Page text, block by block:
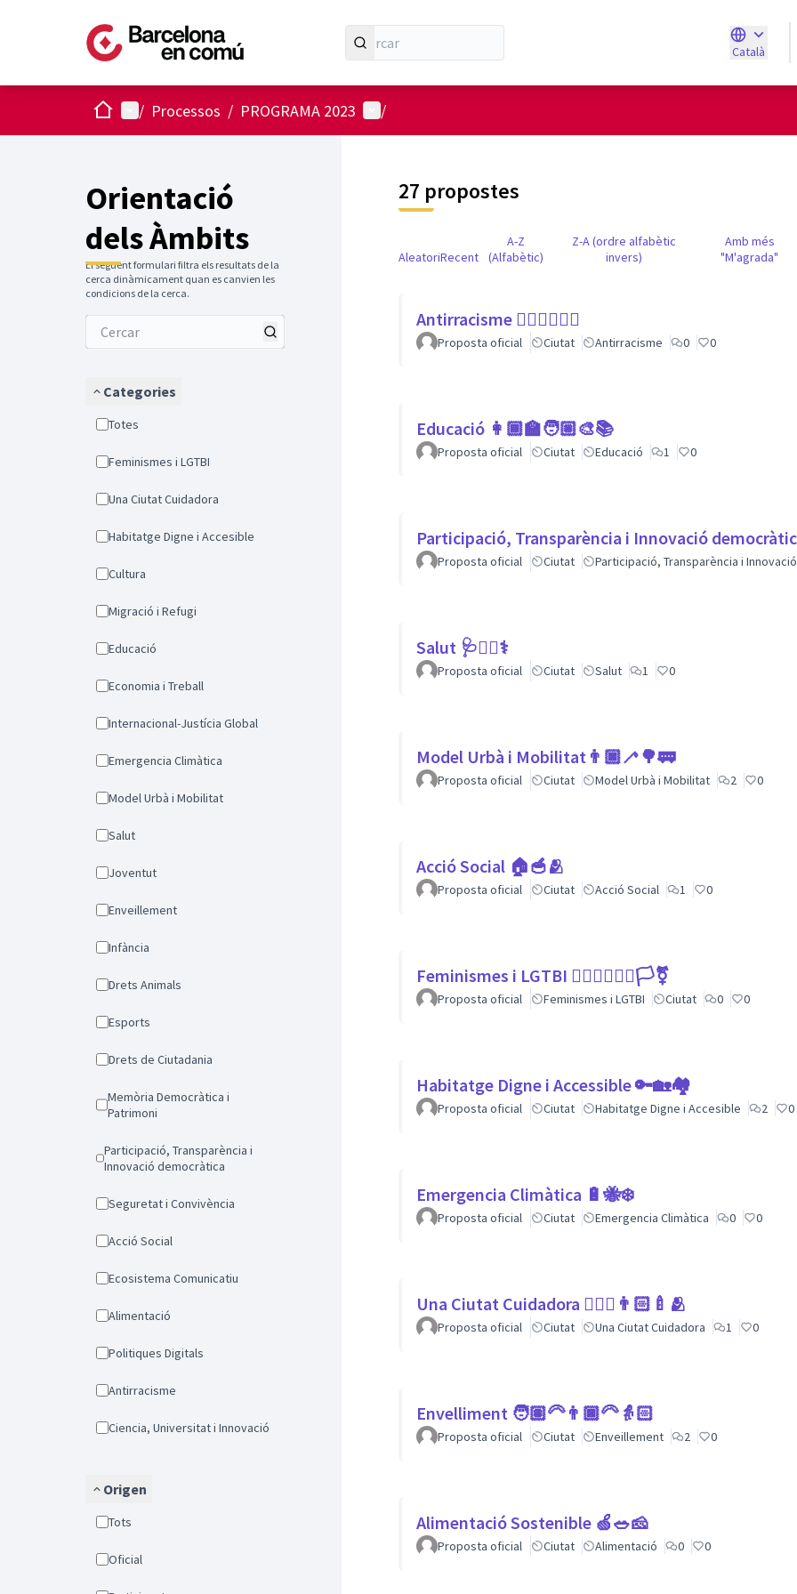
Català
Triar la
Inici Menú principal
/ Processos / PROGRAMA 2023 Menú d'usuari
/
Orientació
dels Àmbits
El següent formulari filtra els resultats de la
cerca dinàmicament quan es canvien les
condicions de la cerca.
Categories
Totes
Feminismes i LGTBI
Una Ciutat Cuidadora
Habitatge Digne i Accesible
Cultura
Migració i Refugi
Educació
Economia i Treball
Internacional-Justícia Global
Emergencia Climàtica
Model Urbà i Mobilitat
Salut
Joventut
Enveillement
Infància
Drets Animals
Esports
Drets de Ciutadania
Memòria Democràtica i
Patrimoni
Participació, Transparència i
Innovació democràtica
Seguretat i Convivència
Acció Social
Ecosistema Comunicatiu
Alimentació
Politiques Digitals
Antirracisme
Ciencia, Universitat i Innovació
Origen
Tots
Oficial
27 propostes
AleatoriRecent
A-Z
(Alfabètic)
Z-A (ordre alfabètic
invers)
Amb més
"M'agrada"
Antirracisme ✊🏾✊🏼✊🏿
Proposta oficial Ciutat Antirracisme 0 0
Educació 👩🏾‍🏫🧑🏼‍🎨📚
Proposta oficial Ciutat Educació 1 0
Participació, Transparència i Innovació
Proposta oficial Ciutat Participació, Transparència i
Salut 🩺👩‍⚕️⚕
Proposta oficial Ciutat Salut 1 0
Model Urbà i Mobilitat👨🏿‍🦯🌳🚃
Proposta oficial Ciutat Model Urbà i Mobilitat 2 0
Acció Social 🏠🥣🫂
Proposta oficial Ciutat Acció Social 1 0
Feminismes i LGTBI 💁🏽‍♀👩‍❤️‍👩🏳️‍⚧️
Proposta oficial Feminismes i LGTBI Ciutat 0 0
Habitatge Digne i Accessible 🔑🏡🏘
Proposta oficial Ciutat Habitatge Digne i Accesible 2 0
Emergencia Climàtica 🔋🐝❄️
Proposta oficial Ciutat Emergencia Climàtica 0 0
Una Ciutat Cuidadora 💆🏾‍♀️👨🏻‍🍼🫂
Proposta oficial Ciutat Una Ciutat Cuidadora 1 0
Envelliment 🧑🏽‍🦳👨🏿‍🦳👵🏻
Proposta oficial Ciutat Enveillement 2 0
Alimentació Sostenible 🍏🥗🧀
Proposta oficial Ciutat Alimentació 0 0